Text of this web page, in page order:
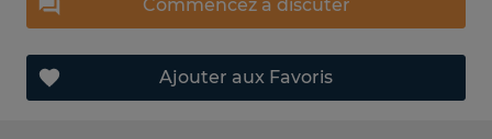
Commencez à discuter
Ajouter aux Favoris